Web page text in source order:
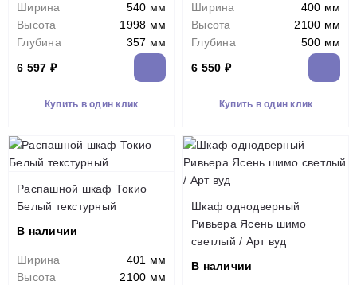
Ширина
540 мм
Высота
1998 мм
Глубина
357 мм
6 597 ₽
Купить в один клик
Ширина
400 мм
Высота
2100 мм
Глубина
500 мм
6 550 ₽
Купить в один клик
Распашной шкаф Токио
Белый текстурный
В наличии
Ширина
401 мм
Высота
2100 мм
Шкаф однодверный
Ривьера Ясень шимо
светлый / Арт вуд
В наличии